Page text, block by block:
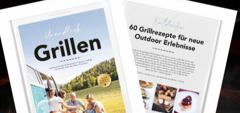
kennenlernen. Im Rahmen meines
in den USA für 6 Monate gearbeitet.
wir in meiner Gastfamilie oder mit
Grillabende veranstaltet.
Knister Produkte rund ums Grillen an.
Leidenschaft für das Grillen ist es für uns
erstklassige Qualität Made in Germany
anzubieten.